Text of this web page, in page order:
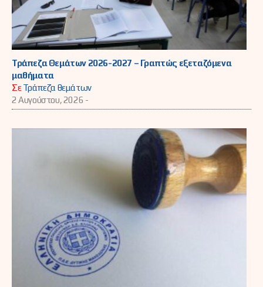
Τράπεζα Θεμάτων 2026-2027 – Γραπτώς εξεταζόμενα
μαθήματα
ΣεΤράπεζα θεμάτων
2 Αυγούστου, 2026 -